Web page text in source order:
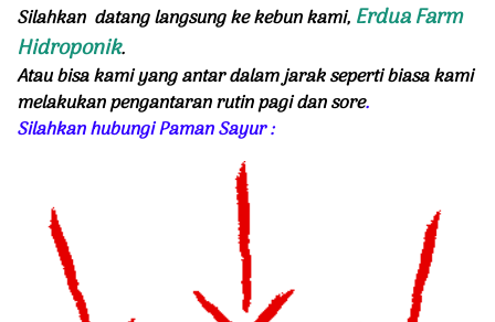
Silahkan datang langsung ke kebun kami, Erdua Farm
Hidroponik.
Atau bisa kami yang antar dalam jarak seperti biasa kami
melakukan pengantaran rutin pagi dan sore.
Silahkan hubungi Paman Sayur :